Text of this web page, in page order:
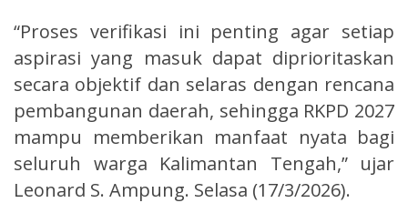
“Proses verifikasi ini penting agar setiap
aspirasi yang masuk dapat diprioritaskan
secara objektif dan selaras dengan rencana
pembangunan daerah, sehingga RKPD 2027
mampu memberikan manfaat nyata bagi
seluruh warga Kalimantan Tengah,” ujar
Leonard S. Ampung. Selasa (17/3/2026).